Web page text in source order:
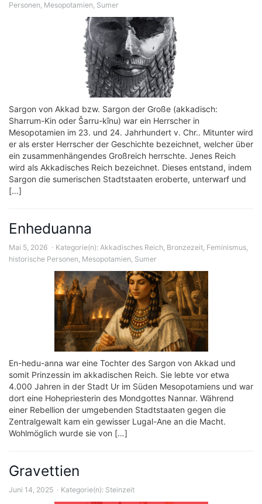
Personen, Mesopotamien, Sumer
Sargon von Akkad bzw. Sargon der Große (akkadisch:
Sharrum-Kin oder Šarru-kīnu) war ein Herrscher in
Mesopotamien im 23. und 24. Jahrhundert v. Chr.. Mitunter wird
er als erster Herrscher der Geschichte bezeichnet, welcher über
ein zusammenhängendes Großreich herrschte. Jenes Reich
wird als Akkadisches Reich bezeichnet. Dieses entstand, indem
Sargon die sumerischen Stadtstaaten eroberte, unterwarf und
[…]
Enheduanna
Mai 5, 2026 Kategorie(n): Akkadisches Reich, Bronzezeit, Feminismus,
historische Personen, Mesopotamien, Sumer
En-hedu-anna war eine Tochter des Sargon von Akkad und
somit Prinzessin im akkadischen Reich. Sie lebte vor etwa
4.000 Jahren in der Stadt Ur im Süden Mesopotamiens und war
dort eine Hohepriesterin des Mondgottes Nannar. Während
einer Rebellion der umgebenden Stadtstaaten gegen die
Zentralgewalt kam ein gewisser Lugal-Ane an die Macht.
Wohlmöglich wurde sie von […]
Gravettien
Juni 14, 2025 Kategorie(n): Steinzeit